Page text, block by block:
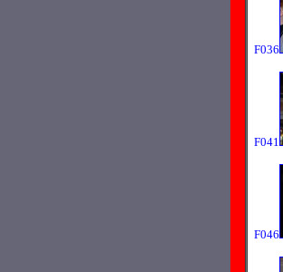
F036
F041
F046